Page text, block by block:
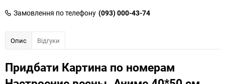
Замовлення по телефону (093) 000-43-74
Опис Відгуки
Придбати Картина по номерам